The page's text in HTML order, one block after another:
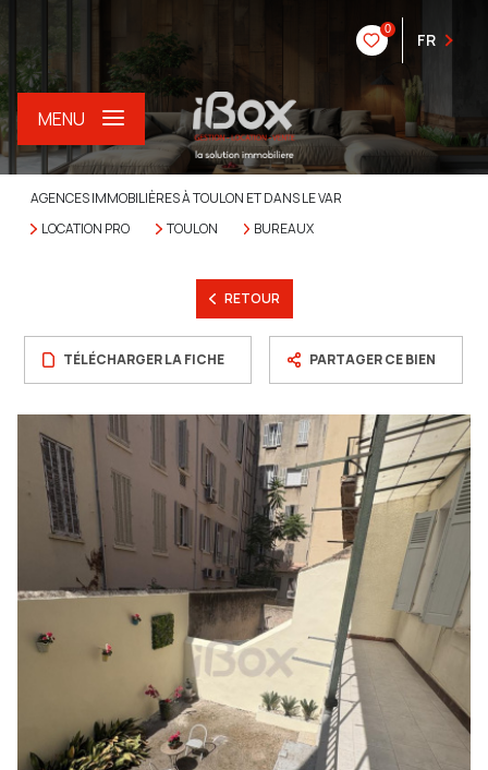
0
FR
MENU
AGENCES IMMOBILIÈRES À TOULON ET DANS LE VAR
LOCATION PRO
TOULON BUREAUX
RETOUR
TÉLÉCHARGER LA FICHE PARTAGER CE BIEN